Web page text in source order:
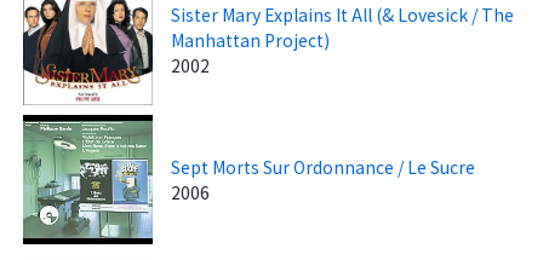
Sister Mary Explains It All (& Lovesick / The
Manhattan Project)
2002
Sept Morts Sur Ordonnance / Le Sucre
2006